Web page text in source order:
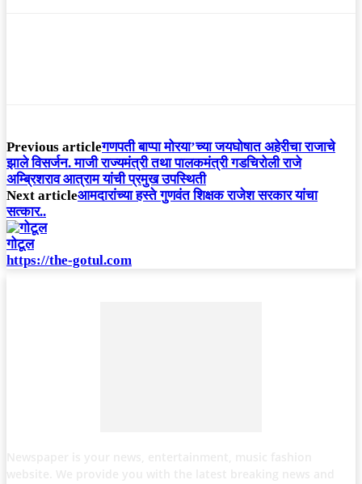
Previous articleगणपती बाप्पा मोरया’च्या जयघोषात अहेरीचा राजाचे
झाले विसर्जन. माजी राज्यमंत्री तथा पालकमंत्री गडचिरोली राजे
अम्ब्रिशराव आत्राम यांची प्रमुख उपस्थिती
Next articleआमदारांच्या हस्ते गुणवंत शिक्षक राजेश सरकार यांचा
सत्कार..
गोटूल
https://the-gotul.com